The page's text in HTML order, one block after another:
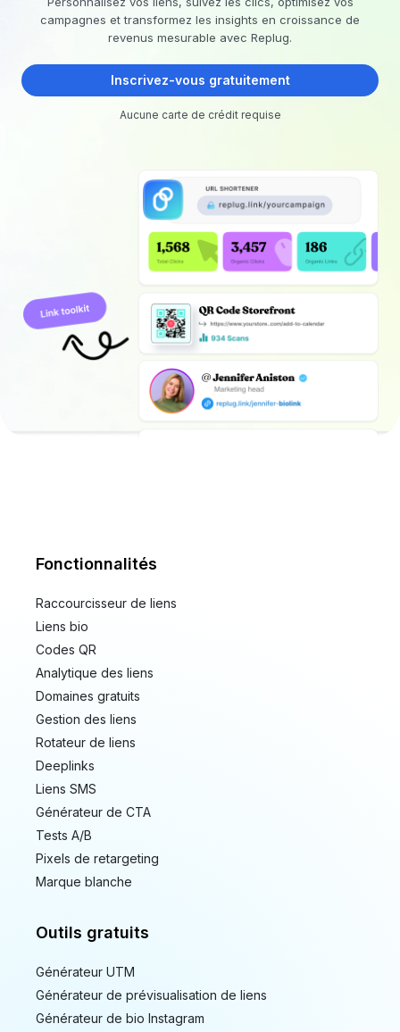
campagnes et transformez les insights en croissance de
revenus mesurable avec Replug.
Inscrivez-vous gratuitement
Aucune carte de crédit requise
Fonctionnalités
Raccourcisseur de liens
Liens bio
Codes QR
Analytique des liens
Domaines gratuits
Gestion des liens
Rotateur de liens
Deeplinks
Liens SMS
Générateur de CTA
Tests A/B
Pixels de retargeting
Marque blanche
Outils gratuits
Générateur UTM
Générateur de prévisualisation de liens
Générateur de bio Instagram